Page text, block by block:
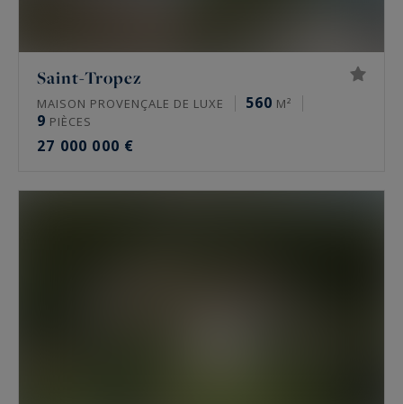
Saint-Tropez
MAISON PROVENÇALE DE LUXE 560 M²
9 PIÈCES
27 000 000 €